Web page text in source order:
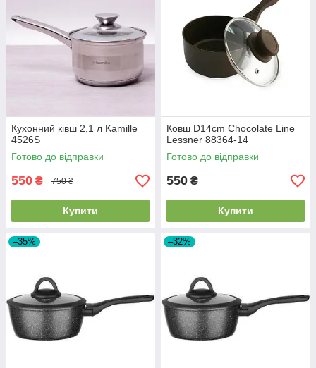
Кухонний ківш 2,1 л Kamille
4526S
Готово до відправки
550 ₴ 750 ₴
Купити
Ковш D14cm Chocolate Line
Lessner 88364-14
Готово до відправки
550 ₴
Купити
–35% –32%